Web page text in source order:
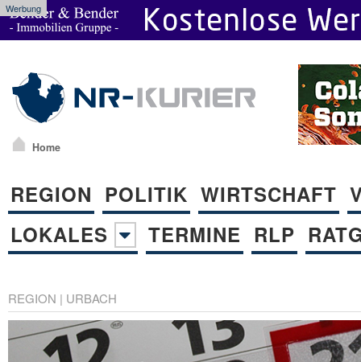
Werbung
Home
REGION POLITIK WIRTSCHAFT
LOKALES
TERMINE RLP
REGION | URBACH